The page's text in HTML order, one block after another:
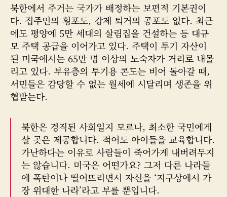
북한에서 주거는 국가가 배정하는 보편적 기본권이
다. 집주인의 횡포도, 강제 퇴거의 공포도 없다. 최근
에도 평양에 5만 세대의 살림집을 건설하는 등 대규
모 주택 공급을 이어가고 있다. 주택이 투기 자산이
된 미국에서는 65만 명 이상의 노숙자가 거리로 내몰
리고 있다. 부유층의 투기용 콘도는 비어 돌아갈 때,
서민들은 감당할 수 없는 월세에 시달리며 생존을 위
협받는다.
북한은 경직된 사회일지 모르나, 최소한 국민에게
살 곳은 제공합니다. 적어도 아이들을 교육합니다.
가난하다는 이유로 사람들이 죽어가게 내버려두지
는 않습니다. 미국은 어떤가요? 그저 다른 나라들
에 폭탄이나 떨어뜨리면서 자신을 ‘지구상에서 가
장 위대한 나라’라고 부를 뿐입니다.